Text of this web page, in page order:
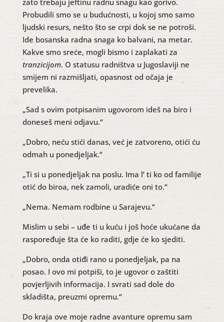
zato trebaju jeftinu radnu snagu kao gorivo.
Probudili smo se u budućnosti, u kojoj smo samo
ljudski resurs, nešto što se crpi dok se ne potroši.
Ide bosanska radna snaga ko balvani, na metar.
Kakve smo sreće, mogli bismo i zaplakati za
tranzicijom. O statusu radništva u Jugoslaviji ne
smijem ni razmišljati, opasnost od očaja je
prevelika.
„Sad s ovim potpisanim ugovorom ideš na biro i
doneseš meni odjavu.“
„Dobro, neću stići danas, već je zatvoreno, otići ću
odmah u ponedjeljak.“
„Ti si u ponedjeljak na poslu. Ima l’ ti ko od familije
otić do biroa, nek zamoli, uradiće oni to.“
„Nema. Nemam rodbine u Sarajevu.“
Mislim u sebi – uđe ti u kuću i još hoće ukućane da
raspoređuje šta će ko raditi, gdje će ko sjediti.
„Dobro, onda otiđi rano u ponedjeljak, pa na
posao. I ovo mi potpiši, to je ugovor o zaštiti
povjerljivih informacija. I svrati sad dole do
skladišta, preuzmi opremu.“
Do kraja ove moje radne avanture opremu sam